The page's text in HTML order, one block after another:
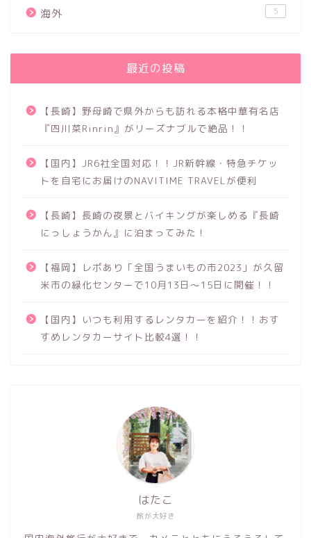
海外 5
最近の投稿
【長崎】野母崎で県外からも訪れる本格中華有名店
『四川菜Rinrin』がリーズナブルで絶品！！
【国内】JR6社全国対応！！JR新幹線・特急チケッ
トを自宅にお届けのNAVITIME TRAVELが便利
【長崎】長崎の夜景とバイキングが楽しめる『長崎
にっしょうかん』に泊まってみた！
【福岡】レポあり「全国うまいもの市2023」が久留
米市の緑化センターで10月13日～15日に開催！！
【国内】いつも利用するレンタカーを紹介！！おす
すめレンタカーサイト比較4選！！
旅が大好き
はたこ